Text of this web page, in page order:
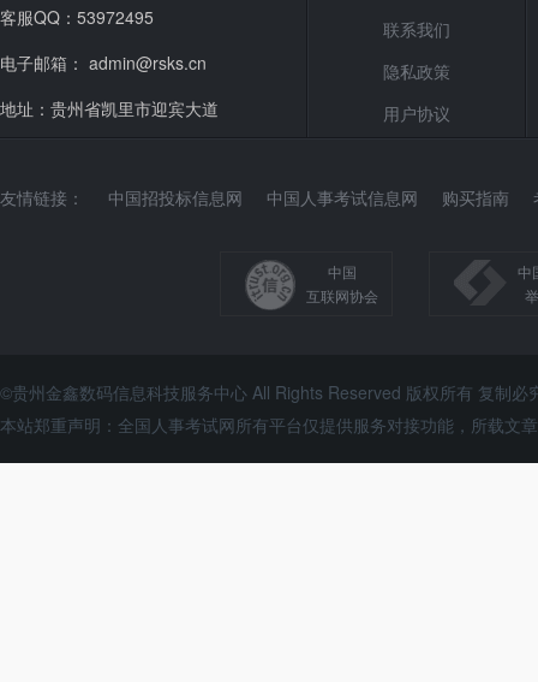
客服QQ：53972495
电子邮箱： admin@rsks.cn
地址：贵州省凯里市迎宾大道
联系我们
隐私政策
用户协议
友情链接： 中国招投标信息网 中国人事考试信息网 购买指南
中国
互联网协会
中
©贵州金鑫数码信息科技服务中心 All Rights Reserved 版权所有 复制必
本站郑重声明：全国人事考试网所有平台仅提供服务对接功能，所载文